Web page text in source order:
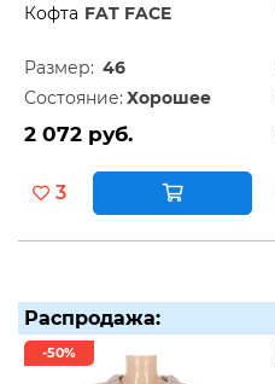
Кофта FAT FACE
Размер: 46
Состояние: Хорошее
2 072 руб.
3
Распродажа:
-50%